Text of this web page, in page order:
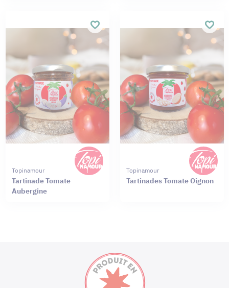
Topinamour
Tartinade Tomate
Aubergine
Topinamour
Tartinades Tomate Oignon